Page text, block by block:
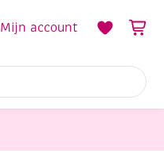
Mijn account